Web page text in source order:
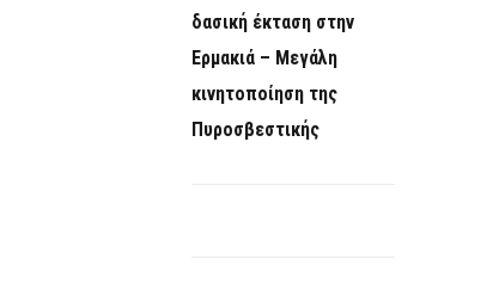
δασική έκταση στην
Ερμακιά – Μεγάλη
κινητοποίηση της
Πυροσβεστικής